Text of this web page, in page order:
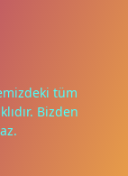
tüm
Bizden